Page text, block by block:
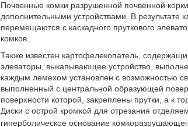
Почвенные комки разрушенной почвенной
дополнительными устройствами. В результате
перемещаются с каскадного пруткового
комков.
Также известен картофелекопатель,
элеваторы, выкапывающее устройство,
каждым лемехом установлен с возможностью
выполненный с центральной образующей
поверхности которой, закреплены прутки, а к
Диски с острой кромкой для отрезания
гиперболическое основание